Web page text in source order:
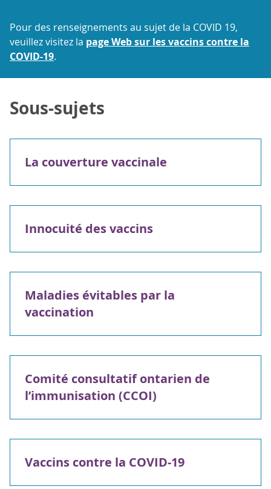
Pour des renseignements au sujet de la COVID 19,
veuillez visitez la page Web sur les vaccins contre la
COVID-19.
Sous-sujets
La couverture vaccinale
Innocuité des vaccins
Maladies évitables par la
vaccination
Comité consultatif ontarien de
l’immunisation (CCOI)
Vaccins contre la COVID-19